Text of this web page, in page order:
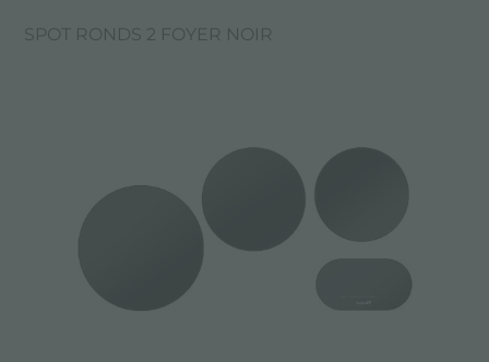
SPOT RONDS 2 FOYER NOIR